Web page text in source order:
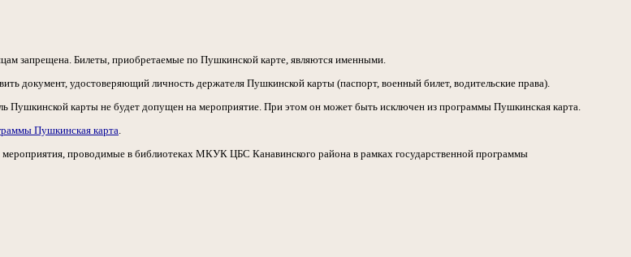
запрещена. Билеты, приобретаемые по Пушкинской карте, являются именными.
документ, удостоверяющий личность держателя Пушкинской карты (паспорт, военный билет, водительские права).
Пушкинской карты не будет допущен на мероприятие. При этом он может быть исключен из программы Пушкинская карта.
Пушкинская карта
мероприятия, проводимые в библиотеках МКУК ЦБС Канавинского района в рамках государственной программы